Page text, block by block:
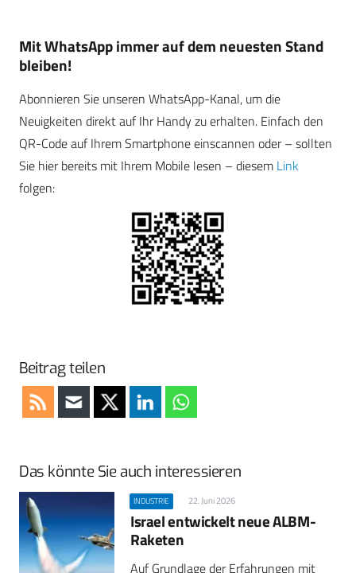
Mit WhatsApp immer auf dem neuesten Stand
bleiben!
Abonnieren Sie unseren WhatsApp-Kanal, um die
Neuigkeiten direkt auf Ihr Handy zu erhalten. Einfach den
QR-Code auf Ihrem Smartphone einscannen oder – sollten
Sie hier bereits mit Ihrem Mobile lesen – diesem Link
folgen:
Beitrag teilen
Das könnte Sie auch interessieren
INDUSTRIE 22. Juni 2026
Israel entwickelt neue ALBM-
Raketen
Auf Grundlage der Erfahrungen mit